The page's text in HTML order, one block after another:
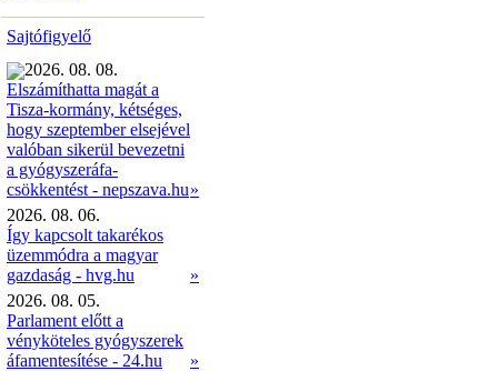
Sajtófigyelő
2026. 08. 08.
Elszámíthatta magát a
Tisza-kormány, kétséges,
hogy szeptember elsejével
valóban sikerül bevezetni
a gyógyszeráfa-
csökkentést - nepszava.hu»
2026. 08. 06.
Így kapcsolt takarékos
üzemmódra a magyar
gazdaság - hvg.hu
»
2026. 08. 05.
Parlament előtt a
vényköteles gyógyszerek
áfamentesítése - 24.hu
»